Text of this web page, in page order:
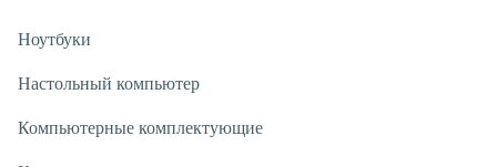
ресурсоёмких профессиональных задач.
24GB оперативной памяти
при больших проектах система сохраняет высокую скорость и
Ноутбуки
Настольный компьютер
Компьютерные комплектующие